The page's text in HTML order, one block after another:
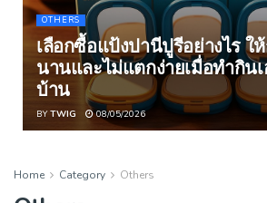
OTHERS
เลือกซื้อแป้งปานีปูรีอย่างไร ใ
นานและไม่แตกง่ายเมื่อทำกิน
บ้าน
BY TWIG 08/05/2026
Home Category Others